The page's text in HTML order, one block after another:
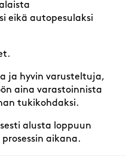
eikä autopesulaksi
ja hyvin varusteltuja,
aina varastoinnista
tukikohdaksi.
alusta loppuun
aikana.